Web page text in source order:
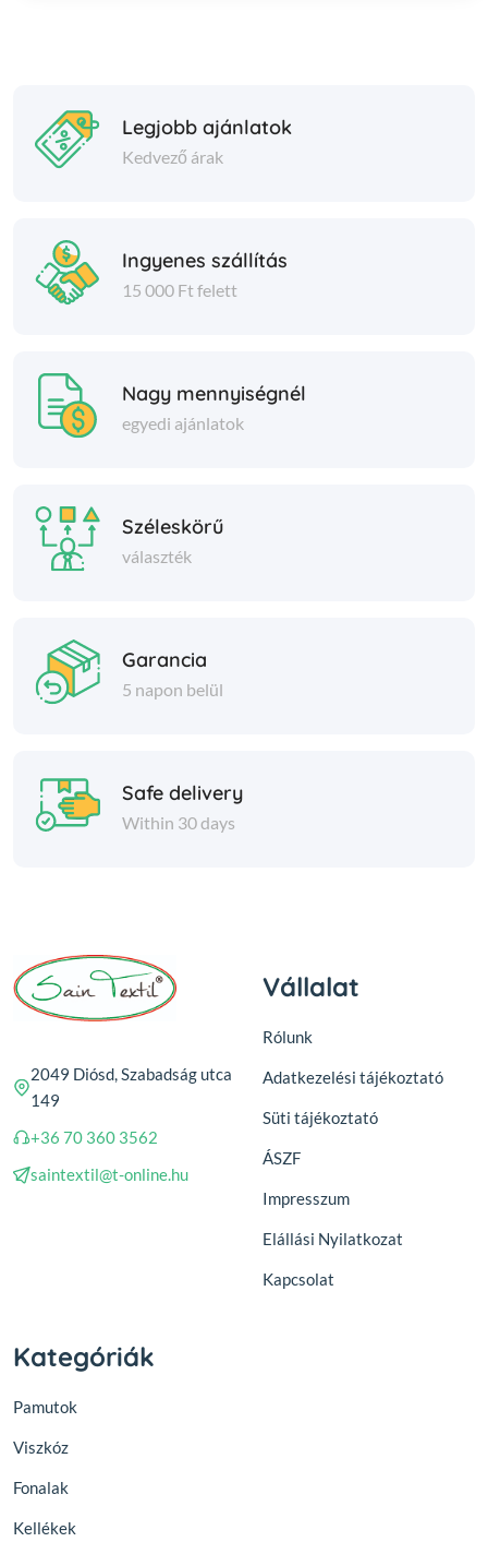
Legjobb ajánlatok
Kedvező árak
Ingyenes szállítás
15 000 Ft felett
Nagy mennyiségnél
egyedi ajánlatok
Széleskörű
választék
Garancia
5 napon belül
Safe delivery
Within 30 days
2049 Diósd, Szabadság utca
149
+36 70 360 3562
saintextil@t-online.hu
Vállalat
Rólunk
Adatkezelési tájékoztató
Süti tájékoztató
ÁSZF
Impresszum
Elállási Nyilatkozat
Kapcsolat
Kategóriák
Pamutok
Viszkóz
Fonalak
Kellékek